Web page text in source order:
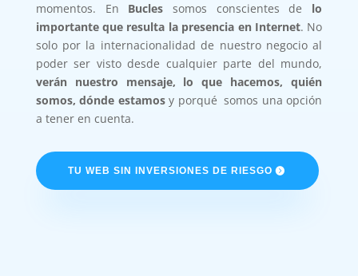
momentos. En Bucles somos conscientes de lo
importante que resulta la presencia en Internet. No
solo por la internacionalidad de nuestro negocio al
poder ser visto desde cualquier parte del mundo,
verán nuestro mensaje, lo que hacemos, quién
somos, dónde estamosy porqué somos una opción
a tener en cuenta.
TU WEB SIN INVERSIONES DE RIESGO